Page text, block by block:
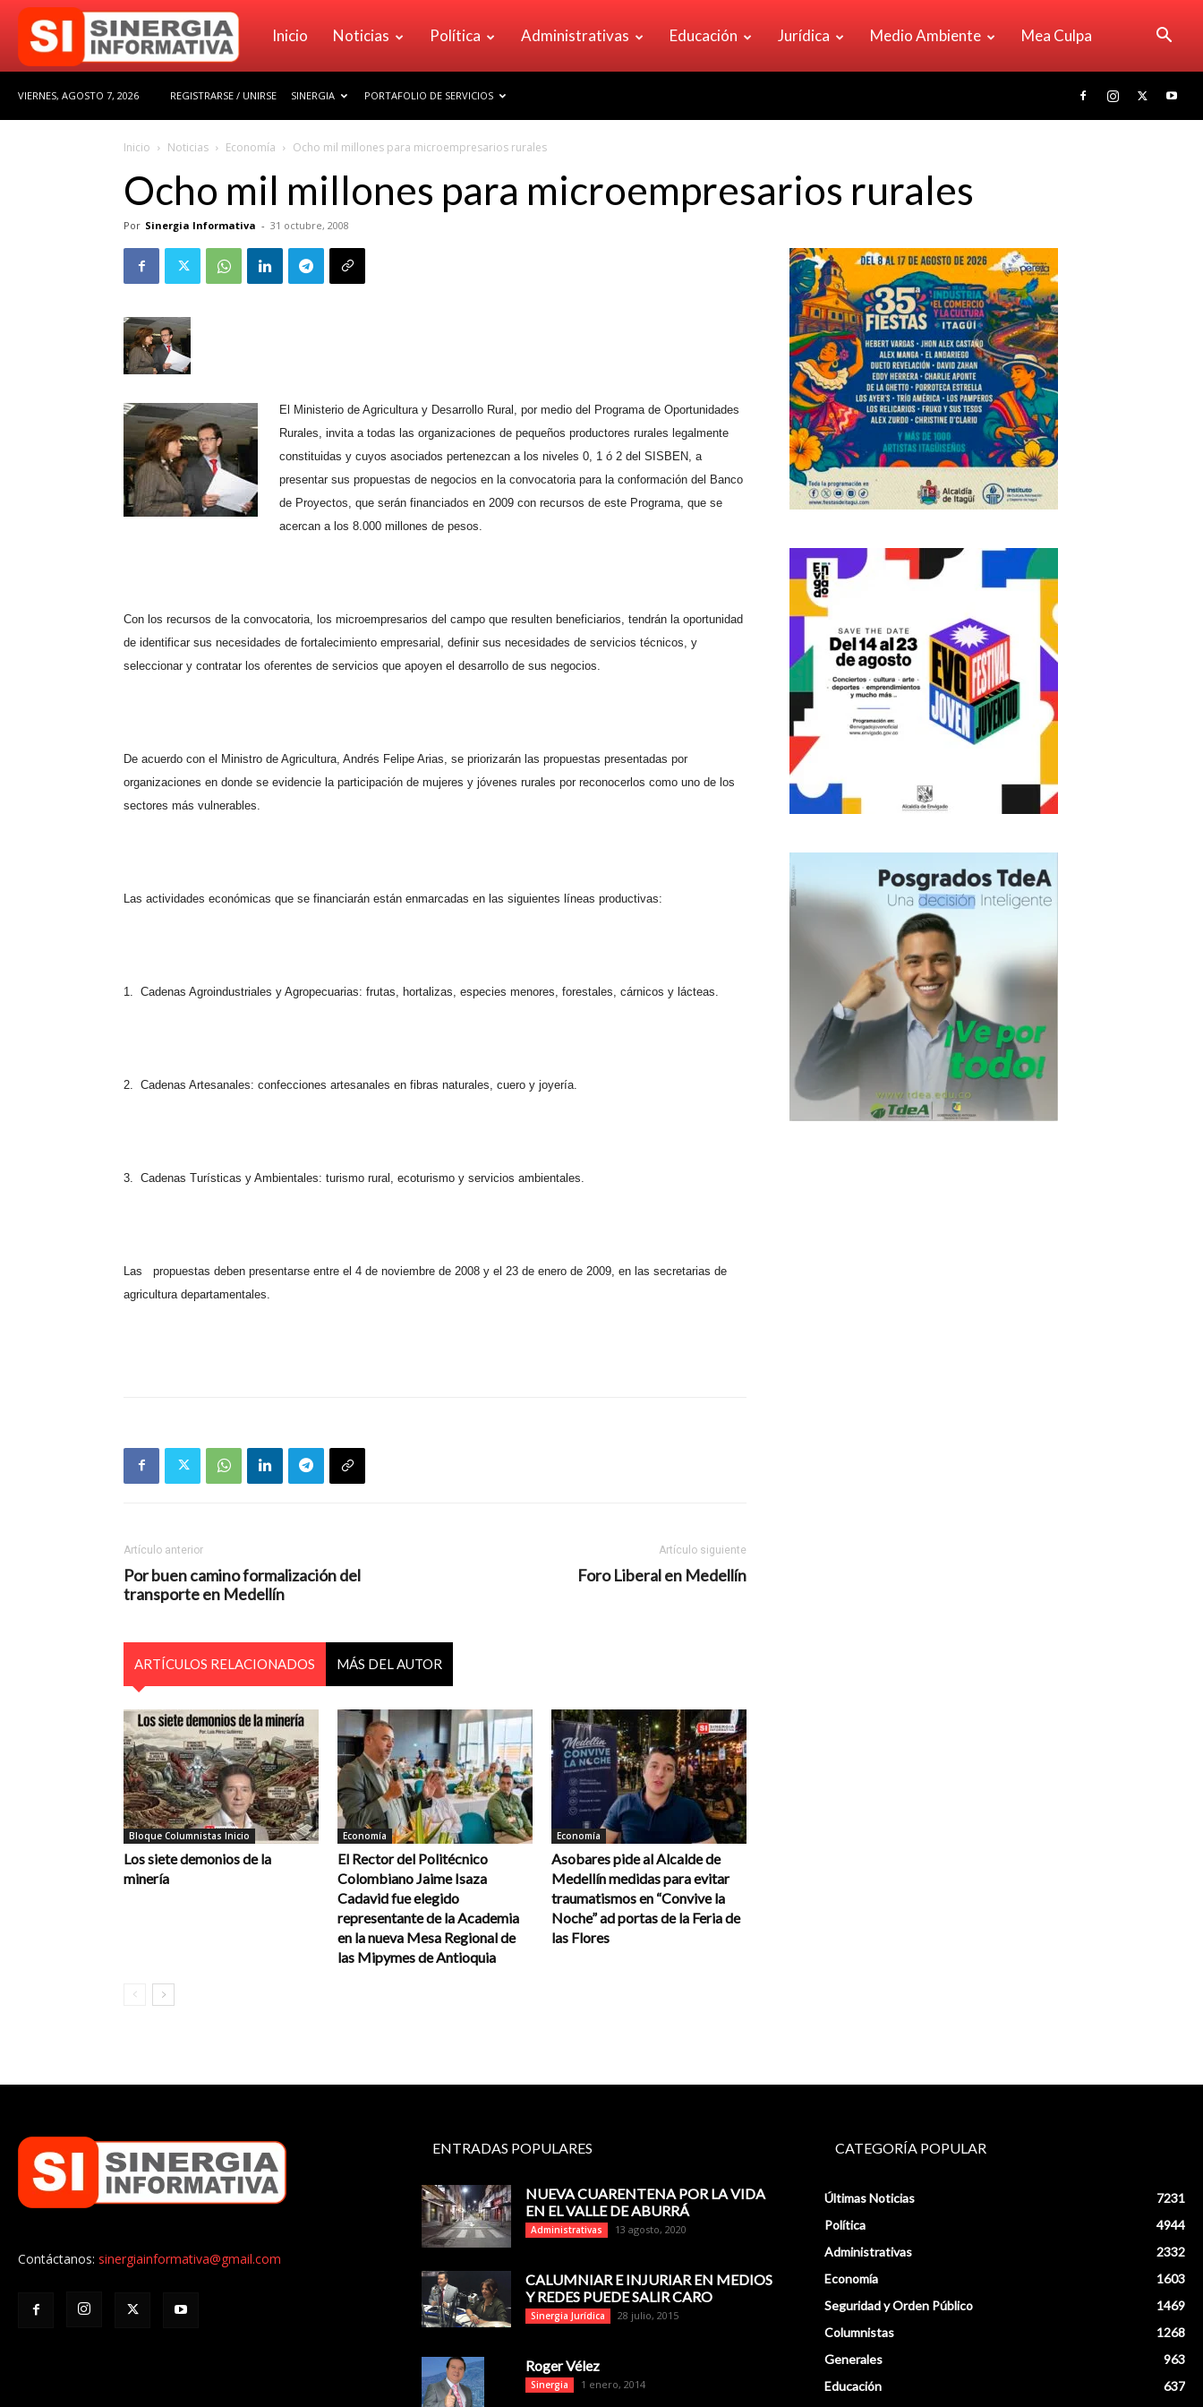
Sinergia
Inicio Noticias Política Administrativas Educación Jurídica Medio Ambiente Mea Culpa
VIERNES, AGOSTO 7, 2026 REGISTRARSE / UNIRSE SINERGIA PORTAFOLIO DE SERVICIOS
Inicio Noticias Economía Ocho mil millones para microempresarios rurales
Ocho mil millones para microempresarios rurales
Por Sinergia Informativa - 31 octubre, 2008
El Ministerio de Agricultura y Desarrollo Rural, por medio del Programa de Oportunidades
Rurales, invita a todas las organizaciones de pequeños productores rurales legalmente
constituidas y cuyos asociados pertenezcan a los niveles 0, 1 ó 2 del SISBEN, a
presentar sus propuestas de negocios en la convocatoria para la conformación del Banco
de Proyectos, que serán financiados en 2009 con recursos de este Programa, que se
acercan a los 8.000 millones de pesos.
Con los recursos de la convocatoria, los microempresarios del campo que resulten beneficiarios, tendrán la oportunidad
de identificar sus necesidades de fortalecimiento empresarial, definir sus necesidades de servicios técnicos, y
seleccionar y contratar los oferentes de servicios que apoyen el desarrollo de sus negocios.
De acuerdo con el Ministro de Agricultura, Andrés Felipe Arias, se priorizarán las propuestas presentadas por
organizaciones en donde se evidencie la participación de mujeres y jóvenes rurales por reconocerlos como uno de los
sectores más vulnerables.
Las actividades económicas que se financiarán están enmarcadas en las siguientes líneas productivas:
1. Cadenas Agroindustriales y Agropecuarias: frutas, hortalizas, especies menores, forestales, cárnicos y lácteas.
2. Cadenas Artesanales: confecciones artesanales en fibras naturales, cuero y joyería.
3. Cadenas Turísticas y Ambientales: turismo rural, ecoturismo y servicios ambientales.
Las
propuestas deben presentarse entre el 4 de noviembre de 2008 y el 23 de enero de 2009, en las secretarias de
agricultura departamentales.
Artículo anterior
Por buen camino formalización del
transporte en Medellín
Artículo siguiente
Foro Liberal en Medellín
ARTÍCULOS RELACIONADOS MÁS DEL AUTOR
Bloque Columnistas Inicio
Los siete demonios de la
minería
Economía
El Rector del Politécnico
Colombiano Jaime Isaza
Cadavid fue elegido
representante de la Academia
en la nueva Mesa Regional de
las Mipymes de Antioquia
Economía
Asobares pide al Alcalde de
Medellín medidas para evitar
traumatismos en “Convive la
Noche” ad portas de la Feria de
las Flores
Contáctanos: sinergiainformativa@gmail.com
ENTRADAS POPULARES
NUEVA CUARENTENA POR LA VIDA
EN EL VALLE DE ABURRÁ
Administrativas 13 agosto, 2020
CALUMNIAR E INJURIAR EN MEDIOS
Y REDES PUEDE SALIR CARO
Sinergia Jurídica 28 julio, 2015
Roger Vélez
Sinergia 1 enero, 2014
CATEGORÍA POPULAR
Últimas Noticias
7231
Política
4944
Administrativas
2332
Economía
1603
Seguridad y Orden Público
1469
Columnistas
1268
Generales
963
Educación
637